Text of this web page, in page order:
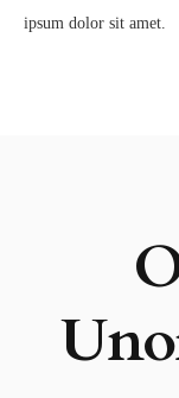
ipsum dolor sit amet.